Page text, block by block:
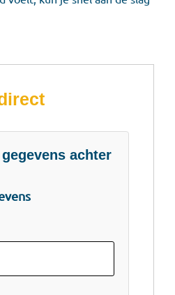
achter